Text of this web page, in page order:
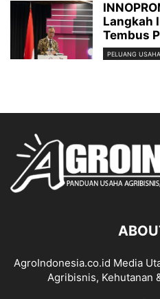
Langkah
Tembus
PELUANG USAHA
AgroIndonesia.co.id Media
Agribisnis, Kehutanan